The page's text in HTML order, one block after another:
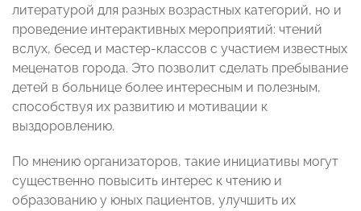
литературой для разных возрастных категорий, но и
проведение интерактивных мероприятий: чтений
вслух, бесед и мастер-классов с участием известных
меценатов города. Это позволит сделать пребывание
детей в больнице более интересным и полезным,
способствуя их развитию и мотивации к
выздоровлению.
По мнению организаторов, такие инициативы могут
существенно повысить интерес к чтению и
образованию у юных пациентов, улучшить их